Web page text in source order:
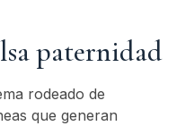
paternidad
rodeado de
que generan